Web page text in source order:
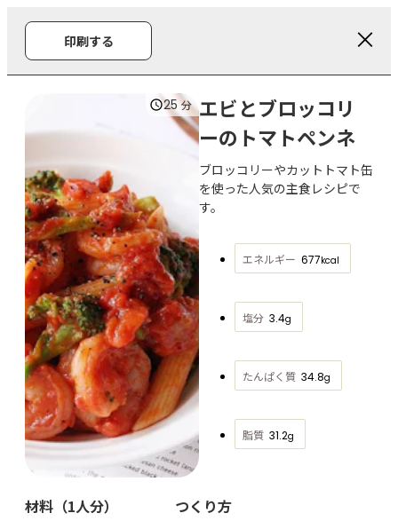
印刷する
25 分 エビとブロッコリ
ーのトマトペンネ
ブロッコリーやカットトマト缶
を使った人気の主食レシピで
す。
エネルギー 677kcal
塩分 3.4g
たんぱく質 34.8g
脂質 31.2g
材料（1人分） つくり方